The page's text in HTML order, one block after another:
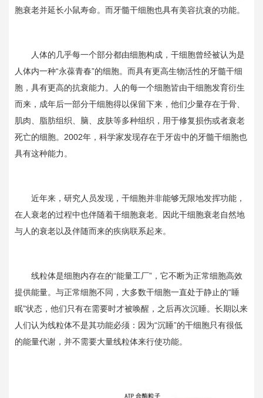
胞衰老并延长小鼠寿命。而牙髓干细胞也具有美容抗衰的功能。
人体的几乎每一个部分都由细胞构成，干细胞曾经被认为是
人体内一种“永葆青春”的细胞。而具有更高生物活性的牙髓干细
胞，具有更高的抗衰能力。人的每一个细胞皆由干细胞发育衍生
而来，成年后一部分干细胞得以保留下来，他们少量存在于骨、
肌肉、脂肪组织、脑、皮肤等多种组织，用于修复损伤或者衰老
死亡的细胞。 2002年，科学家发现存在于牙齿中的牙髓干细胞也
具有这种能力。
近年来，研究人员发现，干细胞并非能够无限地发挥功能，
在人衰老的过程中也伴随着干细胞衰老。因此干细胞衰老自然地
与人的衰老以及伴随而来的疾病联系起来。
线粒体是细胞内存在的“能量工厂”，它不断为正常细胞高效
提供能量。与正常细胞不同，大多数干细胞一直处于静止的“睡
眠”状态，他们只有在需要时才被唤醒，之后再次沉睡。长期以来
人们认为线粒体不是其功能必须：因为“沉睡”的干细胞只有很低
的能量代谢，并不需要大量线粒体来行使功能。